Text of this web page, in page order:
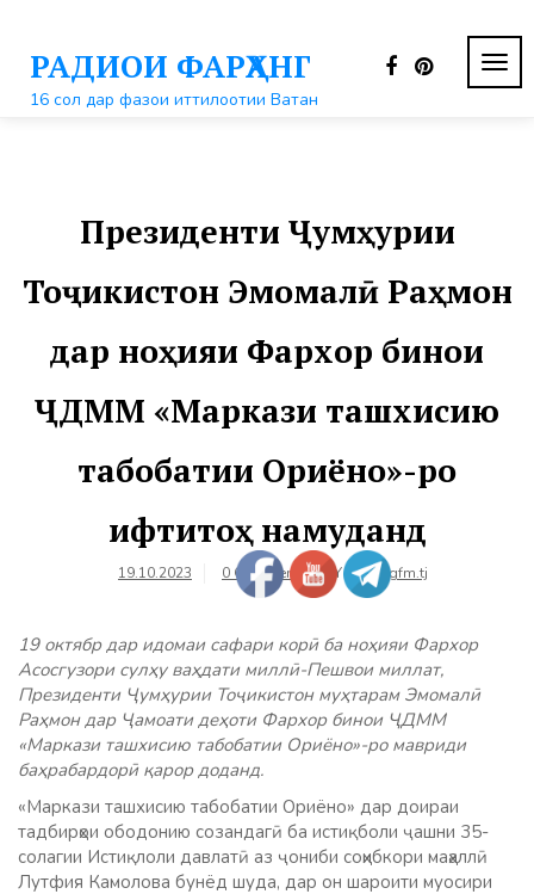
контентуРАДИОИ ФАРҲАНГ
16 сол дар фазои иттилоотии Ватан
Президенти Ҷумҳурии
Тоҷикистон Эмомалӣ Раҳмон
дар ноҳияи Фархор бинои
ҶДММ «Маркази ташхисию
табобатии Ориёно»-ро
ифтитоҳ намуданд
19.10.2023 0 Comments BY farhangfm.tj
19 октябр дар идомаи сафари корӣ ба ноҳияи Фархор
Асосгузори сулҳу ваҳдати миллӣ-Пешвои миллат,
Президенти Ҷумҳурии Тоҷикистон муҳтарам Эмомалӣ
Раҳмон дар Ҷамоати деҳоти Фархор бинои ҶДММ
«Маркази ташхисию табобатии Ориёно»-ро мавриди
баҳрабардорӣ қарор доданд.
«Маркази ташхисию табобатии Ориёно» дар доираи
тадбирҳои ободонию созандагӣ ба истиқболи ҷашни 35-
солагии Истиқлоли давлатӣ аз ҷониби соҳибкори маҳаллӣ
Лутфия Камолова бунёд шуда, дар он шароити муосири